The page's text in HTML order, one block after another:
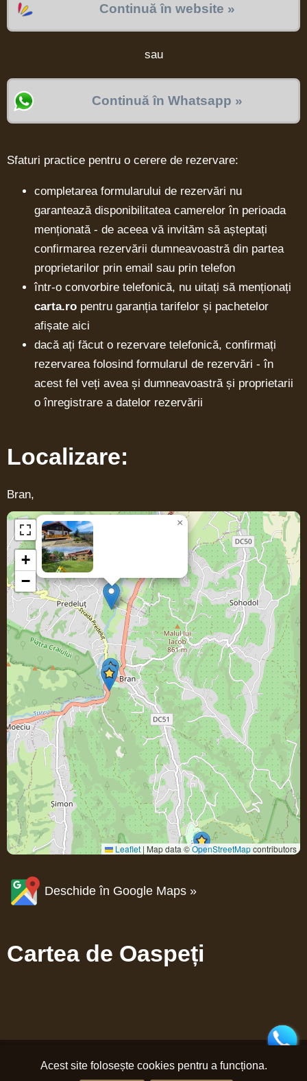
Continuă în website »
sau
Continuă în Whatsapp »
Sfaturi practice pentru o cerere de rezervare:
completarea formularului de rezervări nu
garantează disponibilitatea camerelor în perioada
menționată - de aceea vă invităm să așteptați
confirmarea rezervării dumneavoastră din partea
proprietarilor prin email sau prin telefon
într-o convorbire telefonică, nu uitați să menționați
carta.ro pentru garanția tarifelor și pachetelor
afișate aici
dacă ați făcut o rezervare telefonică, confirmați
rezervarea folosind formularul de rezervări - în
acest fel veți avea și dumneavoastră și proprietarii
o înregistrare a datelor rezervării
Localizare:
Bran,
×
+
−
Leaflet | Map data ©OpenStreetMapcontributors
Deschide în Google Maps »
Cartea de Oaspeți
Acest site folosește cookies pentru a funcționa.